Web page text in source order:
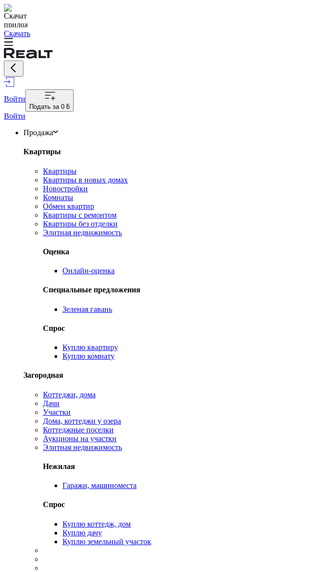
Скачать
Войти
Подать за 0 ƃ
Войти
Продажа
Квартиры
Квартиры
Квартиры в новых домах
Новостройки
Комнаты
Обмен квартир
Квартиры с ремонтом
Квартиры без отделки
Элитная недвижимость
Оценка
Онлайн-оценка
Специальные предложения
Зеленая гавань
Спрос
Куплю квартиру
Куплю комнату
Загородная
Коттеджи, дома
Дачи
Участки
Дома, коттеджи у озера
Коттеджные поселки
Аукционы на участки
Элитная недвижимость
Нежилая
Гаражи, машиноместа
Спрос
Куплю коттедж, дом
Куплю дачу
Куплю земельный участок